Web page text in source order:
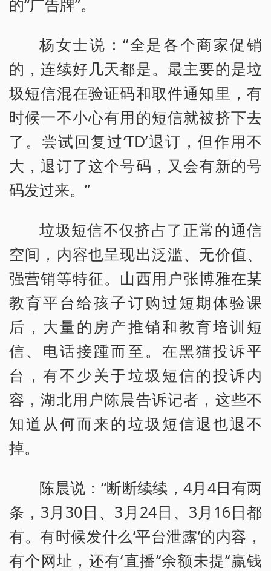
的“广告牌”。
杨女士说：“全是各个商家促销
的，连续好几天都是。最主要的是垃
圾短信混在验证码和取件通知里，有
时候一不小心有用的短信就被挤下去
了。尝试回复过‘TD’退订，但作用不
大，退订了这个号码，又会有新的号
码发过来。”
垃圾短信不仅挤占了正常的通信
空间，内容也呈现出泛滥、无价值、
强营销等特征。山西用户张博雅在某
教育平台给孩子订购过短期体验课
后，大量的房产推销和教育培训短
信、电话接踵而至。在黑猫投诉平
台，有不少关于垃圾短信的投诉内
容，湖北用户陈晨告诉记者，这些不
知道从何而来的垃圾短信退也退不
掉。
陈晨说：“断断续续，4月4日有两
条，3月30日、3月24日、3月16日都
有。有时候发什么‘平台泄露’的内容，
有个网址，还有‘直播’‘余额未提’‘赢钱